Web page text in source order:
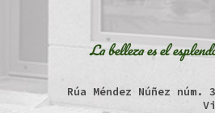
La belleza es el
Rúa Méndez Núñez